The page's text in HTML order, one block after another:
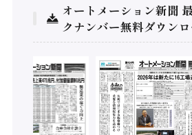
オートメーション新聞
クナンバー無料ダウン